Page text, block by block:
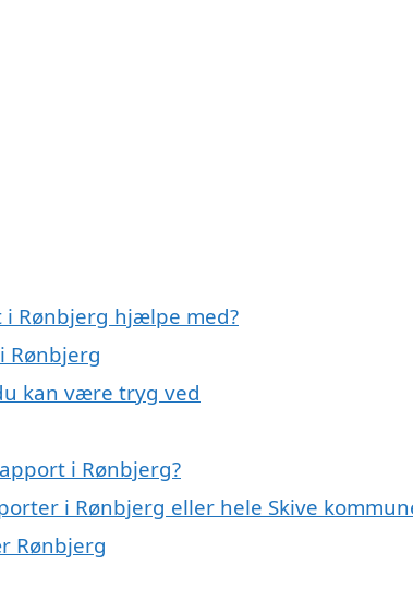
Rønbjerg hjælpe med?
Rønbjerg
kan være tryg ved
i Rønbjerg?
i Rønbjerg eller hele Skive
Rønbjerg